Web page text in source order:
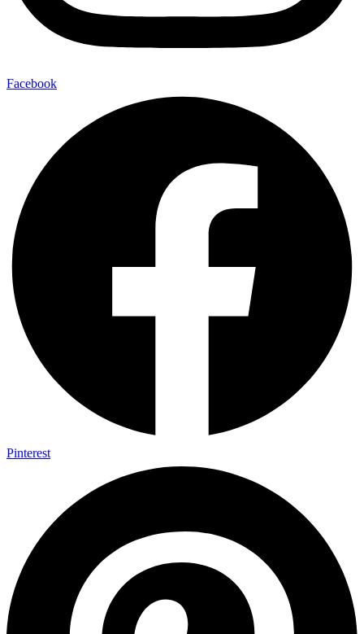
Facebook
Pinterest